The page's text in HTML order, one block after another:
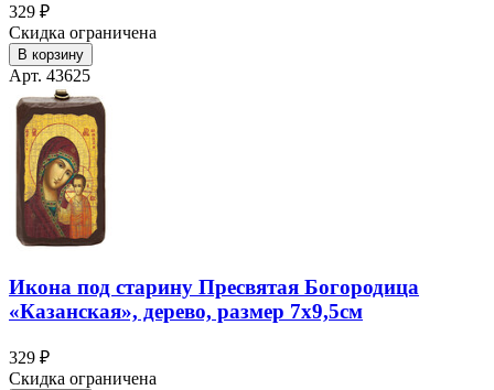
329 ₽
Скидка ограничена
В корзину
Арт. 43625
Икона под старину Пресвятая Богородица
«Казанская», дерево, размер 7х9,5см
329 ₽
Скидка ограничена